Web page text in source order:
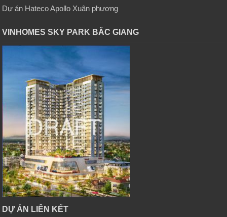
Dự án Hateco Apollo Xuân phương
VINHOMES SKY PARK BĂC GIANG
DỰ ÁN LIÊN KẾT